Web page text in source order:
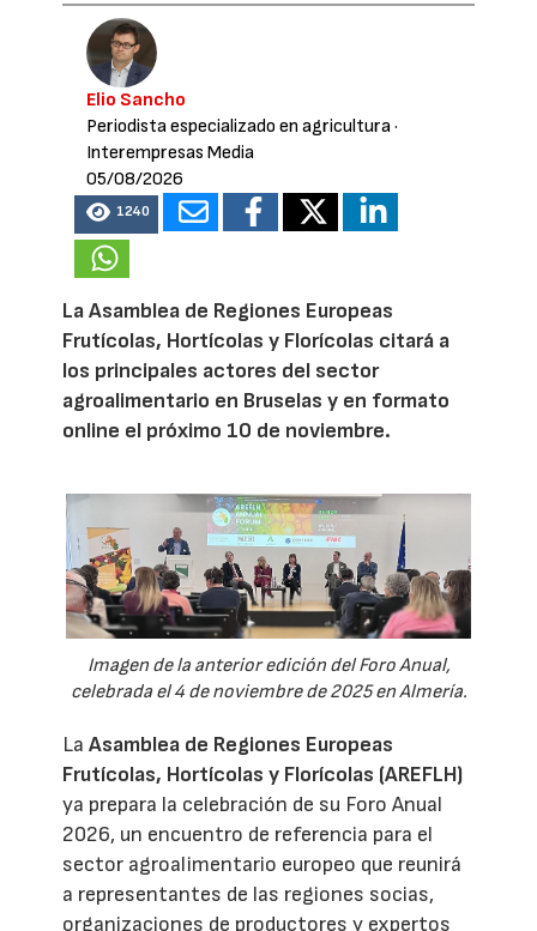
Elio Sancho
Periodista especializado en agricultura·
Interempresas Media
05/08/2026
1240
La Asamblea de Regiones Europeas
Frutícolas, Hortícolas y Florícolas citará a
los principales actores del sector
agroalimentario en Bruselas y en formato
online el próximo 10 de noviembre.
Imagen de la anterior edición del Foro Anual,
celebrada el 4 de noviembre de 2025 en Almería.
LaAsamblea de Regiones Europeas
Frutícolas, Hortícolas y Florícolas (AREFLH)
ya prepara la celebración de su Foro Anual
2026, un encuentro de referencia para el
sector agroalimentario europeo que reunirá
a representantes de las regiones socias,
organizaciones de productores y expertos